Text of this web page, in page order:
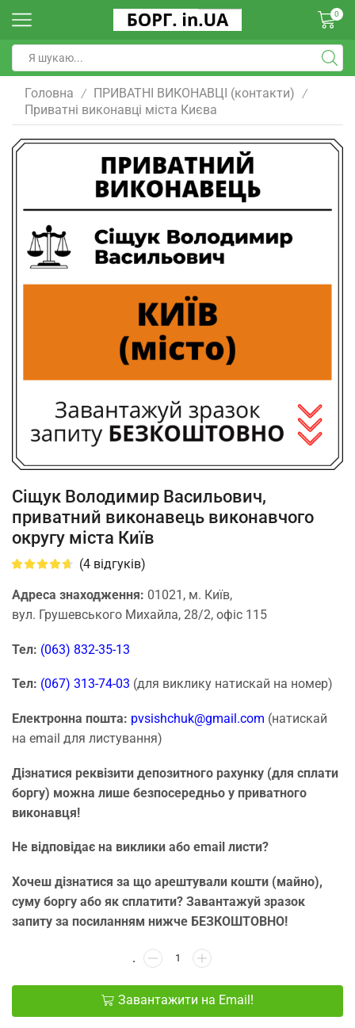
0
Головна / ПРИВАТНІ ВИКОНАВЦІ (контакти) /
Приватні виконавці міста Києва
Сіщук Володимир Васильович,
приватний виконавець виконавчого
округу міста Київ
(4 відгуків)
Адреса знаходження: 01021, м. Київ,
вул. Грушевського Михайла, 28/2, офіс 115
Тел: (063) 832-35-13
Тел: (067) 313-74-03 (для виклику натискай на номер)
Електронна пошта: pvsishchuk@gmail.com (натискай
на email для листування)
Дізнатися реквізити депозитного рахунку (для сплати
боргу) можна лише безпосередньо у приватного
виконавця!
Не відповідає на виклики або email листи?
Хочеш дізнатися за що арештували кошти (майно),
суму боргу або як сплатити? Завантажуй зразок
запиту за посиланням нижче БЕЗКОШТОВНО!
Завантажити на Email!